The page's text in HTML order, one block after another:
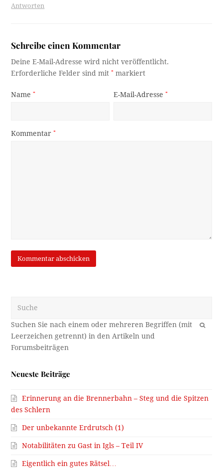
Antworten
Schreibe einen Kommentar
Deine E-Mail-Adresse wird nicht veröffentlicht.
Erforderliche Felder sind mit* markiert
Name* E-Mail-Adresse*
Kommentar*
OK
Neueste Beiträge
Erinnerung an die Brennerbahn – Steg und die Spitzen
des Schlern
Der unbekannte Erdrutsch (1)
Notabilitäten zu Gast in Igls – Teil IV
Eigentlich ein gutes Rätsel…